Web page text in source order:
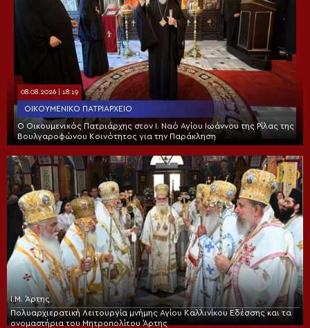
08.08.2026 | 18:19
ΟΙΚΟΥΜΕΝΙΚΌ ΠΑΤΡΙΑΡΧΕΊΟ
Ο Οικουμενικός Πατριάρχης στον I. Ναό Αγίου Ιωάννου της Ρίλας της
Βουλγαροφώνου Κοινότητος για την Παράκληση
Ι.Μ. Άρτης
Πολυαρχιερατική Λειτουργία μνήμης Αγίου Καλλινίκου Εδέσσης και τα
ονομαστήρια του Μητροπολίτου Άρτης